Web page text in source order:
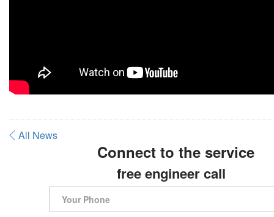
All News
Connect to the service
free engineer call